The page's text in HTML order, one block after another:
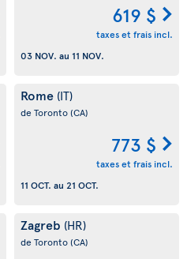
619 $
taxes et frais incl.
03 NOV. au 11 NOV.
Rome (IT)
de Toronto(CA)
773 $
taxes et frais incl.
11 OCT. au 21 OCT.
Zagreb (HR)
de Toronto(CA)